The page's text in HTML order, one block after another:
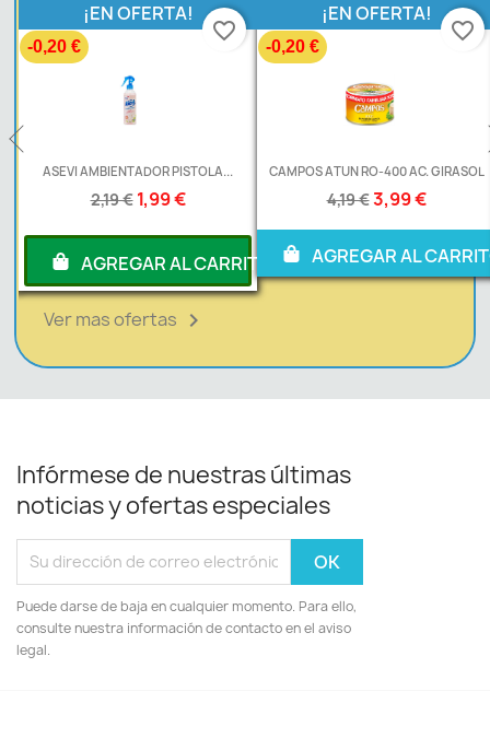
AMBIENTADOR PISTOLA...
1,99 €
¡EN OFERTA!
€
AGREGAR AL CARRITO
favorite_border
CAMPOS ATUN RO-400 AC. GIRASOL
3,99 €
¡EN OFERTA!
-0,20 €
AGREGAR AL CARRITO
favorite_border
-
Ver mas ofertas 
Infórmese de nuestras últimas
noticias y ofertas especiales
Puede darse de baja en cualquier momento. Para ello,
consulte nuestra información de contacto en el aviso
legal.